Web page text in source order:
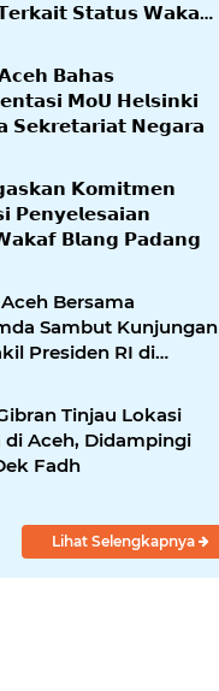
𝗦𝘁𝗮𝘁𝘂𝘀 𝗪𝗮𝗸𝗮𝗳
𝗕𝗮𝗵𝗮𝘀
𝗠𝗼𝗨 𝗛𝗲𝗹𝘀𝗶𝗻𝗸𝗶
𝗦𝗲𝗸𝗿𝗲𝘁𝗮𝗿𝗶𝗮𝘁 𝗡𝗲𝗴𝗮𝗿𝗮
𝗞𝗼𝗺𝗶𝘁𝗺𝗲𝗻
𝗣𝗲𝗻𝘆𝗲𝗹𝗲𝘀𝗮𝗶𝗮𝗻
𝗕𝗹𝗮𝗻𝗴 𝗣𝗮𝗱𝗮𝗻𝗴
Bersama
Sambut Kunjungan
Presiden RI di
Bireuen
Tinjau Lokasi
di Aceh, Didampingi
Fadh
Lihat Selengkapnya